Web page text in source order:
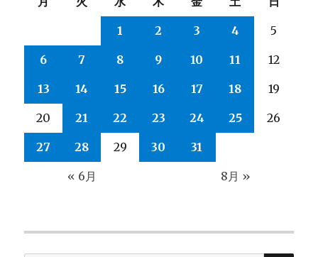
ョ
ン
« 6月 8月 »
1 2 3 4 5
6 7 8 9 10 11 12
13 14 15 16 17 18 19
20 21 22 23 24 25 26
27 28 29 30 31